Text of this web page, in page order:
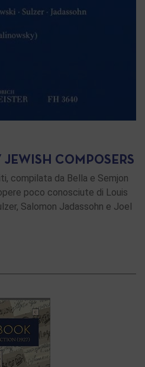
JEWISH COMPOSERS
compilata da Bella e Semjon
poco conosciute di Louis
Salomon Jadassohn e Joel